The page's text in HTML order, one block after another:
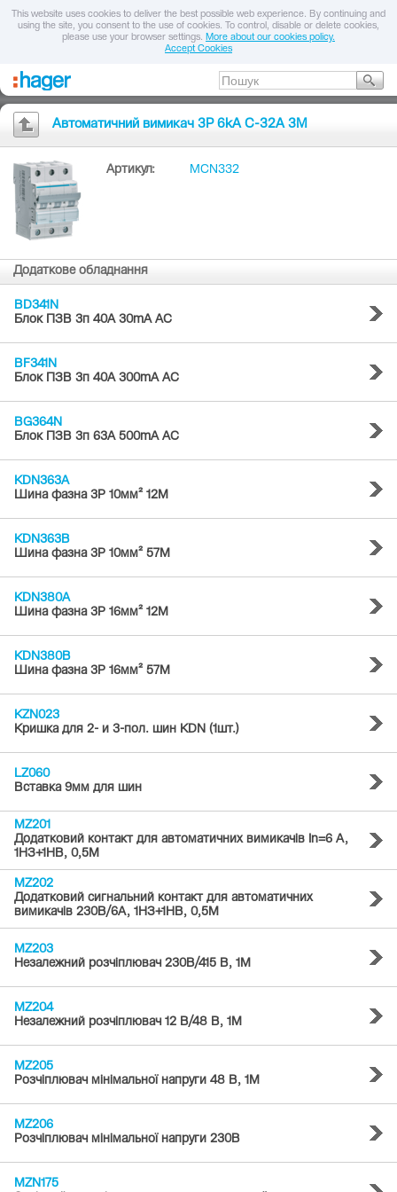
This website uses cookies to deliver the best possible web experience. By continuing and
using the site, you consent to the use of cookies. To control, disable or delete cookies,
please use your browser settings. More about our cookies policy.
Accept Cookies
Автоматичний вимикач 3P 6kA C-32A 3M
Артикул: MCN332
Додаткове обладнання
BD341N
Блок ПЗВ 3п 40A 30mA AC
BF341N
Блок ПЗВ 3п 40A 300mA AC
BG364N
Блок ПЗВ 3п 63A 500mA AC
KDN363A
Шина фазна 3P 10мм² 12M
KDN363B
Шина фазна 3P 10мм² 57M
KDN380A
Шина фазна 3P 16мм² 12M
KDN380B
Шина фазна 3P 16мм² 57M
KZN023
Кришка для 2- и 3-пол. шин KDN (1шт.)
LZ060
Вставка 9мм для шин
MZ201
Додатковий контакт для автоматичних вимикачів In=6 А,
1НЗ+1НВ, 0,5М
MZ202
Додатковий сигнальний контакт для автоматичних
вимикачів 230В/6А, 1НЗ+1НВ, 0,5М
MZ203
Незалежний розчіплювач 230В/415 В, 1М
MZ204
Незалежний розчіплювач 12 В/48 В, 1М
MZ205
Розчіплювач мінімальної напруги 48 В, 1М
MZ206
Розчіплювач мінімальної напруги 230В
MZN175